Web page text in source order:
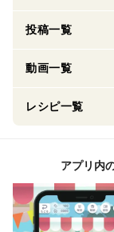
投稿一覧
動画一覧
レシピ一覧
アプリ内